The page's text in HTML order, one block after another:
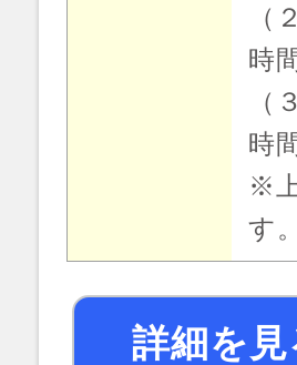
（
時
（
時
※
す
詳細を見